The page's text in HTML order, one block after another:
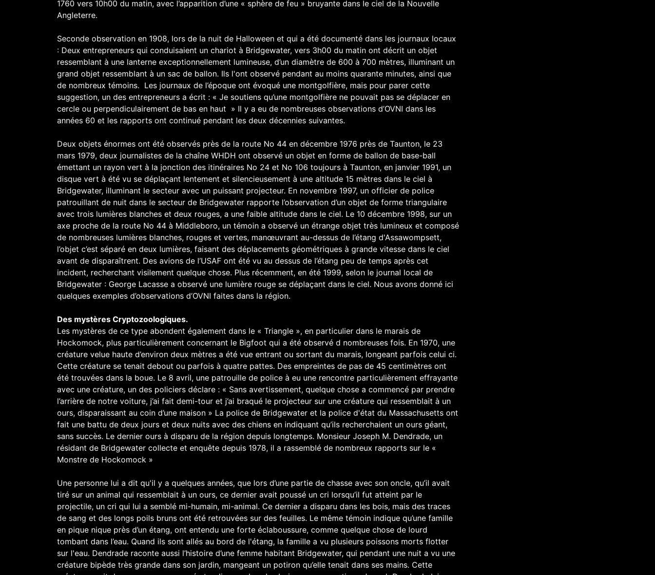
1760 vers 10h00 du matin, avec l’apparition d’une « sphère de feu » bruyante dans le ciel de la Nouvelle
Angleterre.
Seconde observation en 1908, lors de la nuit de Halloween et qui a été documenté dans les journaux locaux
: Deux entrepreneurs qui conduisaient un chariot à Bridgewater, vers 3h00 du matin ont décrit un objet
ressemblant à une lanterne exceptionnellement lumineuse, d’un diamètre de 600 à 700 mètres, illuminant un
grand objet ressemblant à un sac de ballon. Ils l'ont observé pendant au moins quarante minutes, ainsi que
de nombreux témoins. Les journaux de l’époque ont évoqué une montgolfière, mais pour parer cette
suggestion, un des entrepreneurs a écrit : « Je soutiens qu’une montgolfière ne pouvait pas se déplacer en
cercle ou perpendiculairement de bas en haut » Il y a eu de nombreuses observations d’OVNI dans les
années 60 et les rapports ont continué pendant les deux décennies suivantes.
Deux objets énormes ont été observés près de la route No 44 en décembre 1976 près de Taunton, le 23
mars 1979, deux journalistes de la chaîne WHDH ont observé un objet en forme de ballon de base-ball
émettant un rayon vert à la jonction des itinéraires No 24 et No 106 toujours à Taunton, en janvier 1991, un
disque vert à été vu se déplaçant lentement et silencieusement à une altitude 15 mètres dans le ciel à
Bridgewater, illuminant le secteur avec un puissant projecteur. En novembre 1997, un officier de police
patrouillant de nuit dans le secteur de Bridgewater rapporte l’observation d’un objet de forme triangulaire
avec trois lumières blanches et deux rouges, a une faible altitude dans le ciel. Le 10 décembre 1998, sur un
axe proche de la route No 44 à Middleboro, un témoin a observé un étrange objet très lumineux et composé
de nombreuses lumières blanches, rouges et vertes, manœuvrant au-dessus de l’étang d'Assawompsett,
l’objet c’est séparé en deux lumières, faisant des déplacements géométriques à grande vitesse dans le ciel
avant de disparaîtrent. Des avions de l’USAF ont été vu au dessus de l’étang peu de temps après cet
incident, recherchant visilement quelque chose. Plus récemment, en été 1999, selon le journal local de
Bridgewater : George Lacasse a observé une lumière rouge se déplaçant dans le ciel. Nous avons donné ici
quelques exemples d’observations d’OVNI faites dans la région.
Des mystères Cryptozoologiques.
Les mystères de ce type abondent également dans le « Triangle », en particulier dans le marais de
Hockomock, plus particulièrement concernant le Bigfoot qui a été observé d nombreuses fois. En 1970, une
créature velue haute d’environ deux mètres a été vue entrant ou sortant du marais, longeant parfois celui ci.
Cette créature se tenait debout ou parfois à quatre pattes. Des empreintes de pas de 45 centimètres ont
été trouvées dans la boue. Le 8 avril, une patrouille de police à eu une rencontre particulièrement effrayante
avec une créature, un des policiers déclare : « Sans avertissement, quelque chose a commencé par prendre
l’arrière de notre voiture, j’ai fait demi-tour et j’ai braqué le projecteur sur une créature qui ressemblait à un
ours, disparaissant au coin d’une maison » La police de Bridgewater et la police d'état du Massachusetts ont
fait une battu de deux jours et deux nuits avec des chiens en indiquant qu’ils recherchaient un ours géant,
sans succès. Le dernier ours à disparu de la région depuis longtemps. Monsieur Joseph M. Dendrade, un
résidant de Bridgewater collecte et enquête depuis 1978, il a rassemblé de nombreux rapports sur le «
Monstre de Hockomock »
Une personne lui a dit qu'il y a quelques années, que lors d’une partie de chasse avec son oncle, qu’il avait
tiré sur un animal qui ressemblait à un ours, ce dernier avait poussé un cri lorsqu’il fut atteint par le
projectile, un cri qui lui a semblé mi-humain, mi-animal. Ce dernier a disparu dans les bois, mais des traces
de sang et des longs poils bruns ont été retrouvées sur des feuilles. Le même témoin indique qu’une famille
en pique nique près d’un étang, ont entendu une forte éclaboussure, comme quelque chose de lourd
tombant dans l’eau. Quand ils sont allés au bord de l'étang, la famille a vu plusieurs poissons morts flotter
sur l'eau. Dendrade raconte aussi l’histoire d’une femme habitant Bridgewater, qui pendant une nuit a vu une
créature bipède très grande dans son jardin, mangeant un potiron qu’elle tenait dans ses mains. Cette